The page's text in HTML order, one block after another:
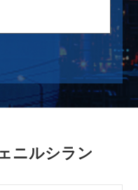
ニルシラン